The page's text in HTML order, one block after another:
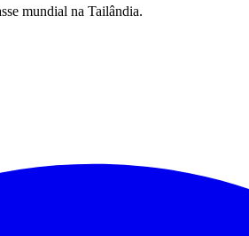
mundial na Tailândia.